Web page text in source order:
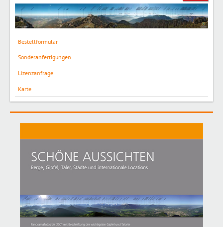
Bestellformular
Sonderanfertigungen
Lizenzanfrage
Karte